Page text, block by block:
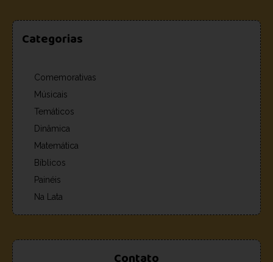
Categorias
Comemorativas
Músicais
Temáticos
Dinâmica
Matemática
Bíblicos
Painéis
Na Lata